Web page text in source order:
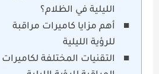
الليلية في الظلام؟
أهم مزايا كاميرات مراقبة
للرؤية الليلية
التقنيات المختلفة لكاميرات